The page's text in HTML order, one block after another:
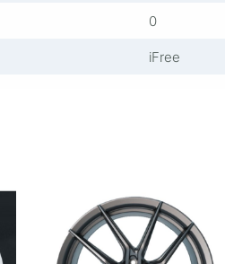
0
iFree